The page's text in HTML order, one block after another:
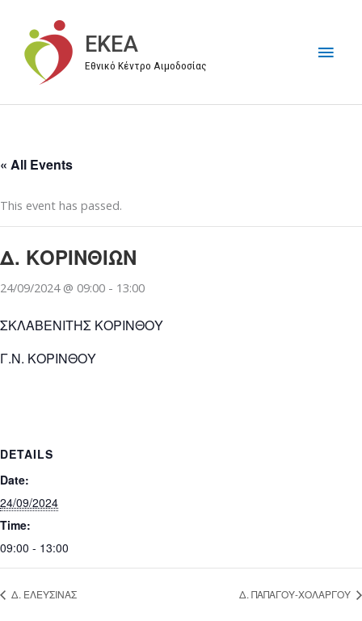
περιεχόμενο
EKEA
Εθνικό Κέντρο Αιμοδοσίας
« All Events
This event has passed.
Δ. ΚΟΡΙΝΘΙΩΝ
24/09/2024 @ 09:00 - 13:00
ΣΚΛΑΒΕΝΙΤΗΣ ΚΟΡΙΝΘΟΥ
Γ.Ν. ΚΟΡΙΝΘΟΥ
DETAILS
Date:
24/09/2024
Time:
09:00 - 13:00
Δ. ΕΛΕΥΣΙΝΑΣ Δ. ΠΑΠΑΓΟΥ-ΧΟΛΑΡΓΟΥ